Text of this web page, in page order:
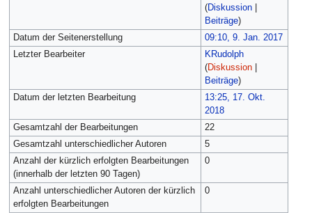
(Diskussion|
Beiträge)
Datum der Seitenerstellung
09:10, 9. Jan. 2017
Letzter Bearbeiter
KRudolph
(Diskussion|
Beiträge)
Datum der letzten Bearbeitung
13:25, 17. Okt.
2018
Gesamtzahl der Bearbeitungen
22
Gesamtzahl unterschiedlicher Autoren
5
Anzahl der kürzlich erfolgten Bearbeitungen
(innerhalb der letzten 90 Tagen)
0
Anzahl unterschiedlicher Autoren der kürzlich
erfolgten Bearbeitungen
0